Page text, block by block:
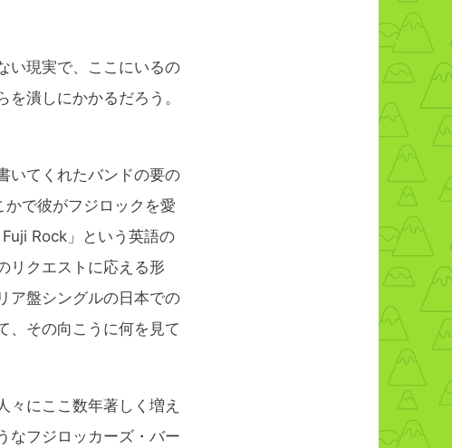
い現実で、ここにいるの
潰しにかかるだろう。
いてくれたバンドの要の
かで彼がフジロックを愛
Rock」という英語の
リクエストに応える形
ア盤シングルの日本での
、その向こうに何を見て
にここ数年著しく増え
なフジロッカーズ・バー